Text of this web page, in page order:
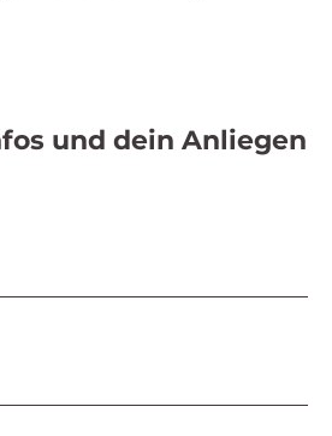
und dein Anliegen